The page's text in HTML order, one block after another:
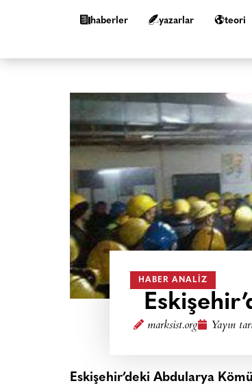
haberler yazarlar teori
HABER ANALIZ
marksist.org Yayın
Eskişehir’deki Abdularya